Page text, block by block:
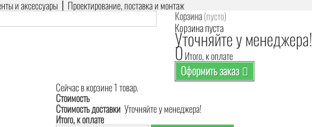
и аксессуары │ Проектирование, поставка и монтаж
Корзина(пусто)
Корзина пуста
Уточняйте у менеджера!
0 Итого, к оплате
Оформить заказ
Сейчас в корзине 1 товар.
Стоимость
Стоимость доставки Уточняйте у менеджера!
Итого, к оплате